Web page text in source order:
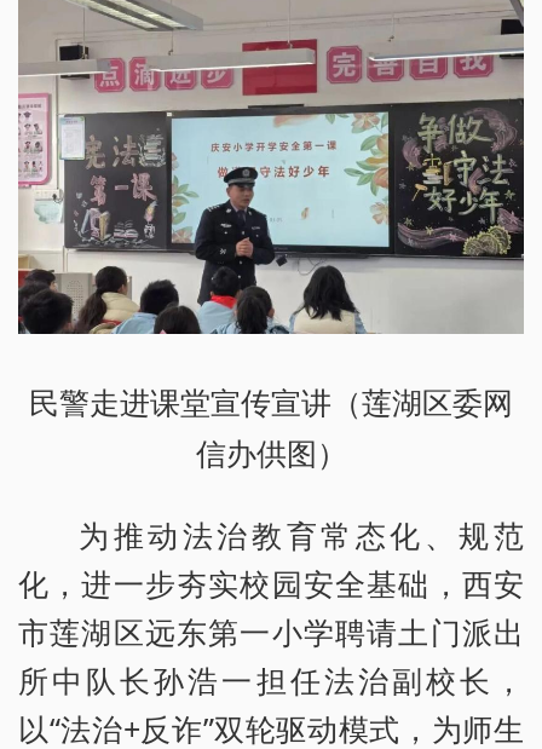
民警走进课堂宣传宣讲（莲湖区委网
信办供图）
为推动法治教育常态化、规范
化，进一步夯实校园安全基础，西安
市莲湖区远东第一小学聘请土门派出
所中队长孙浩一担任法治副校长，
以“法治+反诈”双轮驱动模式，为师生